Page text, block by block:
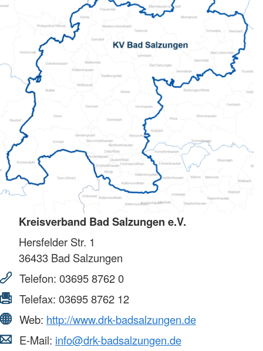
Kreisverband Bad Salzungen e.V.
Hersfelder Str. 1
36433 Bad Salzungen
Telefon: 03695 8762 0
Telefax: 03695 8762 12
Web: http://www.drk-badsalzungen.de
E-Mail: info@drk-badsalzungen.de